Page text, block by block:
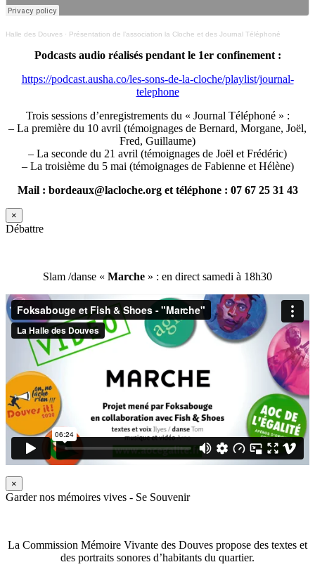
Halle des Douves · Présentation de l’association la Cloche et des Journal Téléphoné
Podcasts audio réalisés pendant le 1er confinement :
https://podcast.ausha.co/les-sons-de-la-cloche/playlist/journal-
telephone
Trois sessions d’enregistrements du « Journal Téléphoné » :
– La première du 10 avril (témoignages de Bernard, Morgane, Joël,
Fred, Guillaume)
– La seconde du 21 avril (témoignages de Joël et Frédéric)
– La troisième du 5 mai (témoignages de Fabienne et Hélène)
Mail : bordeaux@lacloche.org et téléphone : 07 67 25 31 43
×
Débattre
Slam /danse « Marche » : en direct samedi à 18h30
×
Garder nos mémoires vives - Se Souvenir
La Commission Mémoire Vivante des Douves propose des textes et
des portraits sonores d’habitants du quartier.